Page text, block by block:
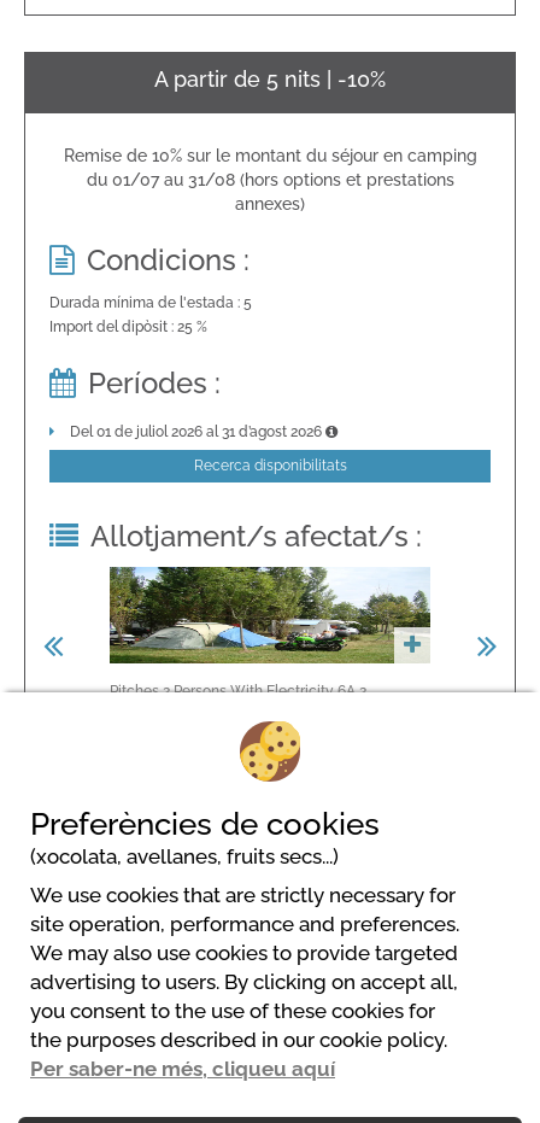
A partir de 5 nits | -10%
Remise de 10% sur le montant du séjour en camping
du 01/07 au 31/08 (hors options et prestations
annexes)
Condicions :
Durada mínima de l'estada : 5
Import del dipòsit : 25 %
Períodes :
Del 01 de juliol 2026 al 31 d’agost 2026
Recerca disponibilitats
Allotjament/s afectat/s :
Pitches 2 Persons With Electricity 6A 2
Pitch
Camping LES GRAVES
1459 avenue Saint Pierre
46090 St Pierre Lafeuille
+33 (0)5 65 36 83 12
infos@camping-lesgraves.com
Web
Preferències de cookies
(xocolata, avellanes, fruits secs...)
We use cookies that are strictly necessary for
site operation, performance and preferences.
We may also use cookies to provide targeted
advertising to users. By clicking on accept all,
you consent to the use of these cookies for
the purposes described in our cookie policy.
Per saber-ne més, cliqueu aquí